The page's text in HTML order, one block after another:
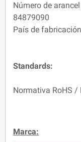
Número de
84879090
País de
Standards:
Normativa RoHS /
Marca: